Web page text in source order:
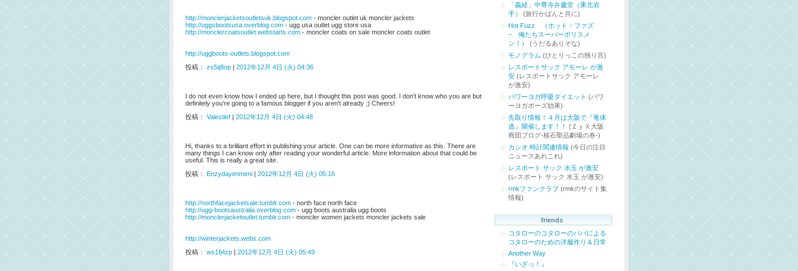
http://monclerjacketsoutletsuk.blogspot.com - moncler outlet uk moncler jackets
http://uggsbootsusa.overblog.com - ugg usa outlet ugg store usa
http://monclercoatsoutlet.webstarts.com - moncler coats on sale moncler coats outlet
http://uggboots-outlets.blogspot.com
投稿： zs5tj8op | 2012年12月 4日 (火) 04:36
I do not even know how I ended up here, but I thought this post was good. I don't know who you are but
definitely you're going to a famous blogger if you aren't already ;) Cheers!
投稿： Valestlef | 2012年12月 4日 (火) 04:48
Hi, thanks to a brilliant effort in publishing your article. One can be more informative as this. There are
many things I can know only after reading your wonderful article. More information about that could be
useful. This is really a great site.
投稿： Enzydayimmeni | 2012年12月 4日 (火) 05:16
http://northfacejacketsale.tumblr.com - north face north face
http://ugg-bootsaustralia.overblog.com - ugg boots australia ugg boots
http://monclerjacketoutlet.tumblr.com - moncler women jackets moncler jackets sale
http://winterjackets.webs.com
投稿： ws1fj4zp | 2012年12月 4日 (火) 05:49
「義経」中尊寺弁慶堂（東北岩
手）
(旅行かばんと共に)
Hot Fuzz （ホット・ファズ
− 俺たちスーパーポリスメ
ン！）
(うだるありぞな)
モノグラム (ひとりっこの独り言)
レスポートサック アモーレ が激
安 (レスポートサック アモーレ
が激安)
パワーヨガ呼吸ダイエット (パワ
ーヨガポーズ効果)
先取り情報！４月は大阪で『竜体
道』開催します！！
(ＺｙＸ大阪
商団ブログ-核石聖品劇場の巻-)
カシオ 時計関連情報 (今日の注目
ニュースあれこれ)
レスポート サック 水玉 が激安
(レスポート サック 水玉 が激安)
rmkファンクラブ (rmkのサイト集
情報)
friends
コタローのコタローのパパによる
コタローのための洋服作り＆日常
Another Way
『いざっ！』